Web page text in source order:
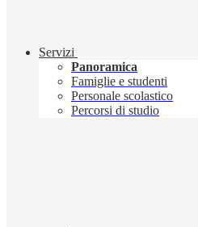
Servizi
Panoramica
Famiglie e studenti
Personale scolastico
Percorsi di studio